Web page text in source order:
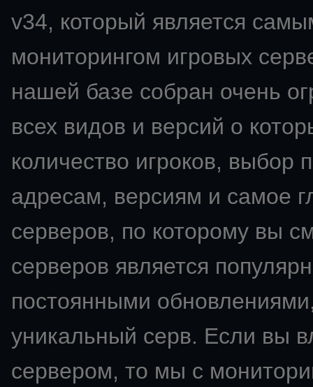
v34, который является
мониторингом игровых
нашей базе собран очень
всех видов и версий о
количество игроков,
адресам, версиям и самое
серверов, по которому вы
серверов является
постоянными
уникальный серв. Если вы
сервером, то мы с